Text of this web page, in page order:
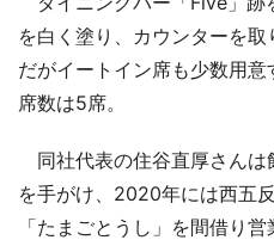
を白く塗り、カウンターを
だがイートイン席も少数用意
席数は5席。
同社代表の住谷直厚さんは
を手がけ、2020年には西五
「たまごとうし」を間借り